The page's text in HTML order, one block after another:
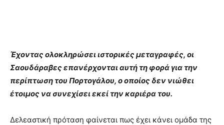
Έχοντας ολοκληρώσει ιστορικές μεταγραφές, οι
Σαουδάραβες επανέρχονται αυτή τη φορά για την
περίπτωση του Πορτογάλου, ο οποίος δεν νιώθει
έτοιμος να συνεχίσει εκεί την καριέρα του.
Δελεαστική πρόταση φαίνεται πως έχει κάνει ομάδα της